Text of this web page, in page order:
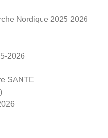
Nordique 2025-2026
2026
SANTE